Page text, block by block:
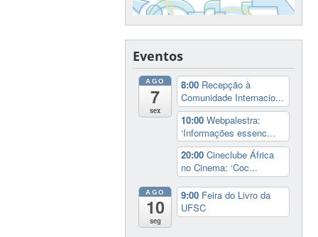
Eventos
AGO
7
sex
8:00 Recepção à
Comunidade Internacio...
10:00Webpalestra:
‘Informações essenc...
20:00Cineclube África
no Cinema: ‘Coc...
AGO
10
seg
9:00 Feira do Livro da
UFSC